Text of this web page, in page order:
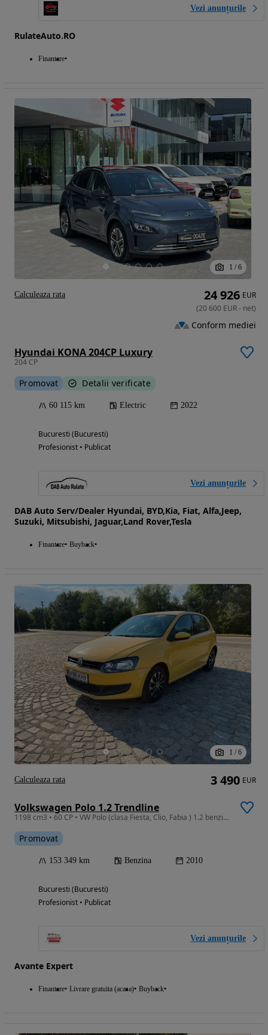
Vezi anunțurile
RulateAuto.RO
Finantare
1 / 6
Hyundai KONA 204CP Luxury
204 CP
Promovat Detalii verificate
60 115 km Electric 2022
Bucuresti (Bucuresti)
Profesionist • Publicat
Vezi anunțurile
DAB Auto Serv/Dealer Hyundai, BYD,Kia, Fiat, Alfa,Jeep,
Suzuki, Mitsubishi, Jaguar,Land Rover,Tesla
Finantare Buyback
24 926 EUR
(20 600 EUR- net)
Conform mediei
Calculeaza rata
1 / 6
Volkswagen Polo 1.2 Trendline
1198 cm3 • 60 CP • VW Polo (clasa Fiesta, Clio, Fabia ) 1.2 benzina 60 CP Euro 5
Promovat
153 349 km Benzina 2010
Bucuresti (Bucuresti)
Profesionist • Publicat
Vezi anunțurile
Avante Expert
Finantare Livrare gratuita (acasa) Buyback
3 490 EUR
Calculeaza rata